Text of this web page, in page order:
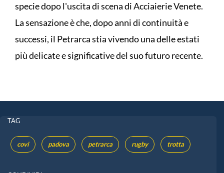
specie dopo l'uscita di scena di Acciaierie Venete.
La sensazione è che, dopo anni di continuità e
successi, il Petrarca stia vivendo una delle estati
più delicate e significative del suo futuro recente.
TAG
covi padova petrarca rugby trotta